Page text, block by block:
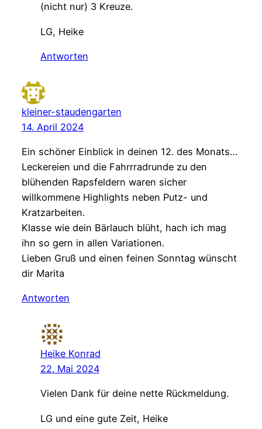
(nicht nur) 3 Kreuze.
LG, Heike
Antworten
kleiner-staudengarten
14. April 2024
Ein schöner Einblick in deinen 12. des Monats…
Leckereien und die Fahrrradrunde zu den
blühenden Rapsfeldern waren sicher
willkommene Highlights neben Putz- und
Kratzarbeiten.
Klasse wie dein Bärlauch blüht, hach ich mag
ihn so gern in allen Variationen.
Lieben Gruß und einen feinen Sonntag wünscht
dir Marita
Antworten
Heike Konrad
22. Mai 2024
Vielen Dank für deine nette Rückmeldung.
LG und eine gute Zeit, Heike